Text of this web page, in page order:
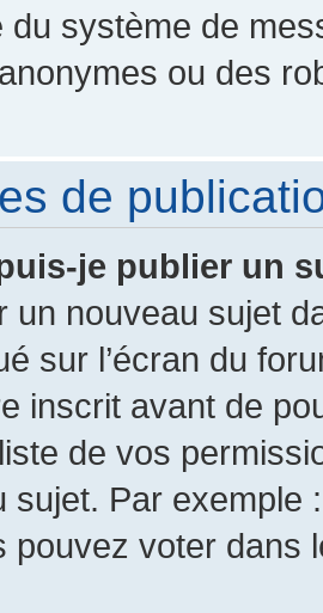
du système de
ou des
de
je publier un
un nouveau sujet
sur l’écran du
inscrit avant de
de vos
sujet. Par exemple
pouvez voter dans